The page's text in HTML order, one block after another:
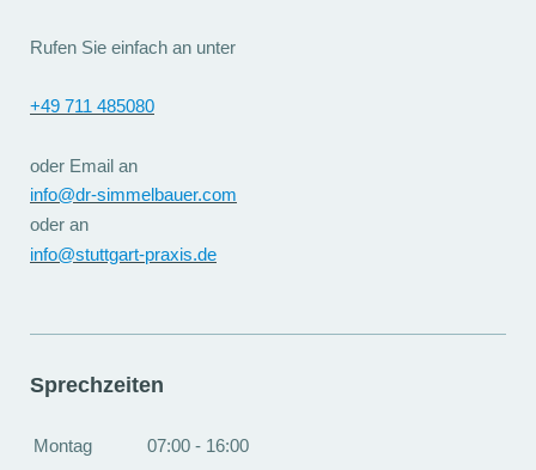
Rufen Sie einfach an unter
+49 711 485080
oder Email an
info@dr-simmelbauer.com
oder an
info@stuttgart-praxis.de
Sprechzeiten
Montag
07:00 - 16:00